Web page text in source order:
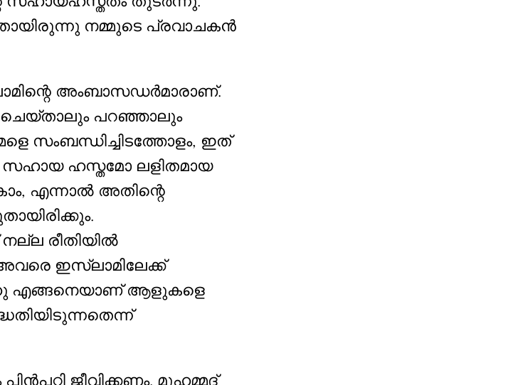
നമ്മുടെ പ്രവാചകൻ
അംബാസഡർമാരാണ്.
ചെയ്താലും പറഞ്ഞാലും
സംബന്ധിച്ചിടത്തോളം, ഇത്
സഹായ ഹസ്തമോ ലളിതമായ
എന്നാൽ അതിന്റെ
രീതിയിൽ
ഇസ്ലാമിലേക്ക്
എങ്ങനെയാണ് ആളുകളെ
ജീവിക്കണം. മുഹമ്മദ്